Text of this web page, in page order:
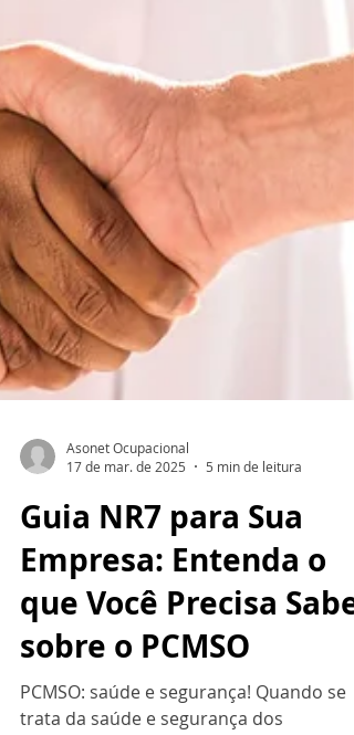
Asonet Ocupacional
17 de mar. de 2025
5 min de leitura
Guia NR7 para Sua
Empresa: Entenda o
que Você Precisa Saber
sobre o PCMSO